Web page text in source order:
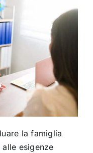
la famiglia
esigenze